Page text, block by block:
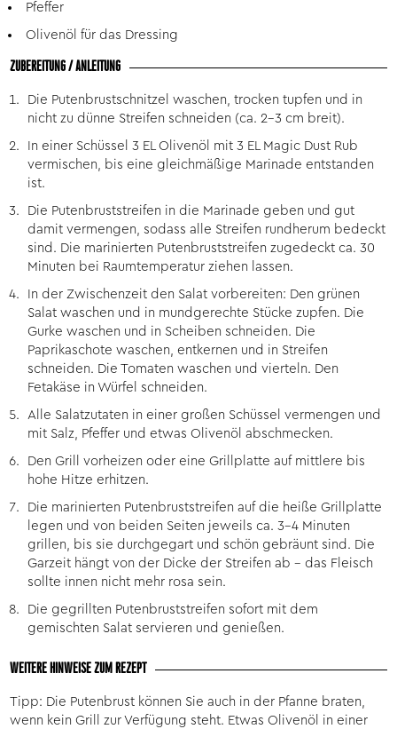
Pfeffer
Olivenöl für das Dressing
ZUBEREITUNG / ANLEITUNG
Die Putenbrustschnitzel waschen, trocken tupfen und in
nicht zu dünne Streifen schneiden (ca. 2-3 cm breit).
In einer Schüssel 3 EL Olivenöl mit 3 EL Magic Dust Rub
vermischen, bis eine gleichmäßige Marinade entstanden
ist.
Die Putenbruststreifen in die Marinade geben und gut
damit vermengen, sodass alle Streifen rundherum bedeckt
sind. Die marinierten Putenbruststreifen zugedeckt ca. 30
Minuten bei Raumtemperatur ziehen lassen.
In der Zwischenzeit den Salat vorbereiten: Den grünen
Salat waschen und in mundgerechte Stücke zupfen. Die
Gurke waschen und in Scheiben schneiden. Die
Paprikaschote waschen, entkernen und in Streifen
schneiden. Die Tomaten waschen und vierteln. Den
Fetakäse in Würfel schneiden.
Alle Salatzutaten in einer großen Schüssel vermengen und
mit Salz, Pfeffer und etwas Olivenöl abschmecken.
Den Grill vorheizen oder eine Grillplatte auf mittlere bis
hohe Hitze erhitzen.
Die marinierten Putenbruststreifen auf die heiße Grillplatte
legen und von beiden Seiten jeweils ca. 3-4 Minuten
grillen, bis sie durchgegart und schön gebräunt sind. Die
Garzeit hängt von der Dicke der Streifen ab – das Fleisch
sollte innen nicht mehr rosa sein.
Die gegrillten Putenbruststreifen sofort mit dem
gemischten Salat servieren und genießen.
WEITERE HINWEISE ZUM REZEPT
Tipp: Die Putenbrust können Sie auch in der Pfanne braten,
wenn kein Grill zur Verfügung steht. Etwas Olivenöl in einer